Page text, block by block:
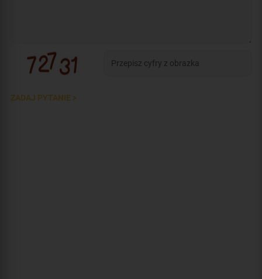
ZADAJ PYTANIE >